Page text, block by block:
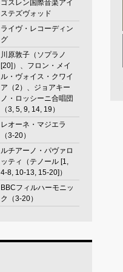
ゴスレン国際音楽アイ
ステズヴォッド
ライヴ・レコーディン
グ
川原敦子（ソプラノ
[20]）、フロン・メイ
ル・ヴォイス・クワイ
ア（2）、ジョアキー
ノ・ロッシーニ合唱団
（3, 5, 9, 14, 19）
レオーネ・マジエラ
（3-20）
ルチアーノ・パヴァロ
ッティ（テノール [1,
4-8, 10-13, 15-20]）
BBCフィルハーモニッ
ク（3-20）